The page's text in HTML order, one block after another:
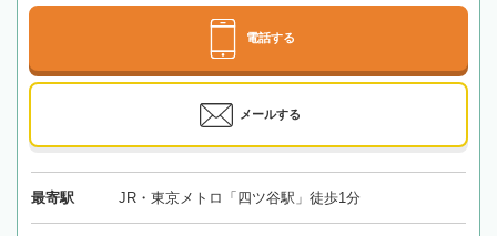
電話する
メールする
最寄駅 JR・東京メトロ「四ツ谷駅」徒歩1分